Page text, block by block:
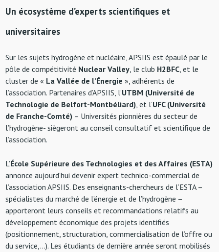
Un écosystème d’experts scientifiques et
universitaires
Sur les sujets hydrogène et nucléaire, APSIIS est épaulé par le
pôle de compétitivité Nuclear Valley, le club H2BFC, et le
cluster de « La Vallée de l’Énergie », adhérents de
l’association. Partenaires d’APSIIS, l’UTBM (Université de
Technologie de Belfort-Montbéliard), et l’UFC (Université
de Franche-Comté) – Universités pionnières du secteur de
l’hydrogène- siègeront au conseil consultatif et scientifique de
l’association.
L’École Supérieure des Technologies et des Affaires (ESTA)
annonce aujourd’hui devenir expert technico-commercial de
l’association APSIIS. Des enseignants-chercheurs de l’ESTA –
spécialistes du marché de l’énergie et de l’hydrogène –
apporteront leurs conseils et recommandations relatifs au
développement économique des projets identifiés
(positionnement, structuration, commercialisation de l’offre ou
du service,…). Les étudiants de dernière année seront mobilisés